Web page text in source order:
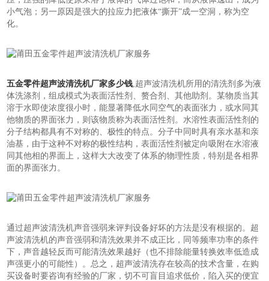
小气泡；另一原因是强大的拉应力把液体“撕开”成一空洞，称为空
化。
五金零件超声波清洗机厂家多少钱,超声波清洗机所用的清洗剂多为液
体洗涤剂，组成模式为表面活性剂、赘合剂、其他助剂。某物质当其
溶于水即使浓度很小时，能显著降低水同空气的表面张力，或水同其
他物质的界面张力，则该物质称为表面活性剂。水溶性表面活性剂的
分子结构都具有不对称的、极性的特点。分子中同时具有亲水基和亲
油基，由于这种不对称的极性结构，表面活性剂被定向吸附在水溶液
同其他相的界面上，这样大大改变了体系的物理性质，特别是各相界
面的界面张力。
通过超声波清洗机声音强弱来评判设备好坏的方法是没有根据的。超
声波清洗机的声音强弱和清洗效果并不成正比，同等频率功率的条件
下，声音越轻反而可能清洗效果越好（也不排除能量转换效率低造成
声强更小的可能性）。总之，超声波清洗存在较高的技术含量，在购
买设备时要咨询有经验的厂家，切不可盲目追求低价，陷入买的便宜